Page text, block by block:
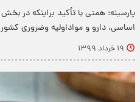
پارسینه: همتی با تأکید براینکه در بخش
اساسی، دارو و مواداولیه وضروری
۱۹ خرداد ۱۳۹۹